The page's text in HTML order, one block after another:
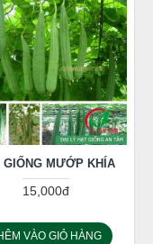
GIỐNG MƯỚP KHÍA
15,000đ
VÀO GIỎ HÀNG